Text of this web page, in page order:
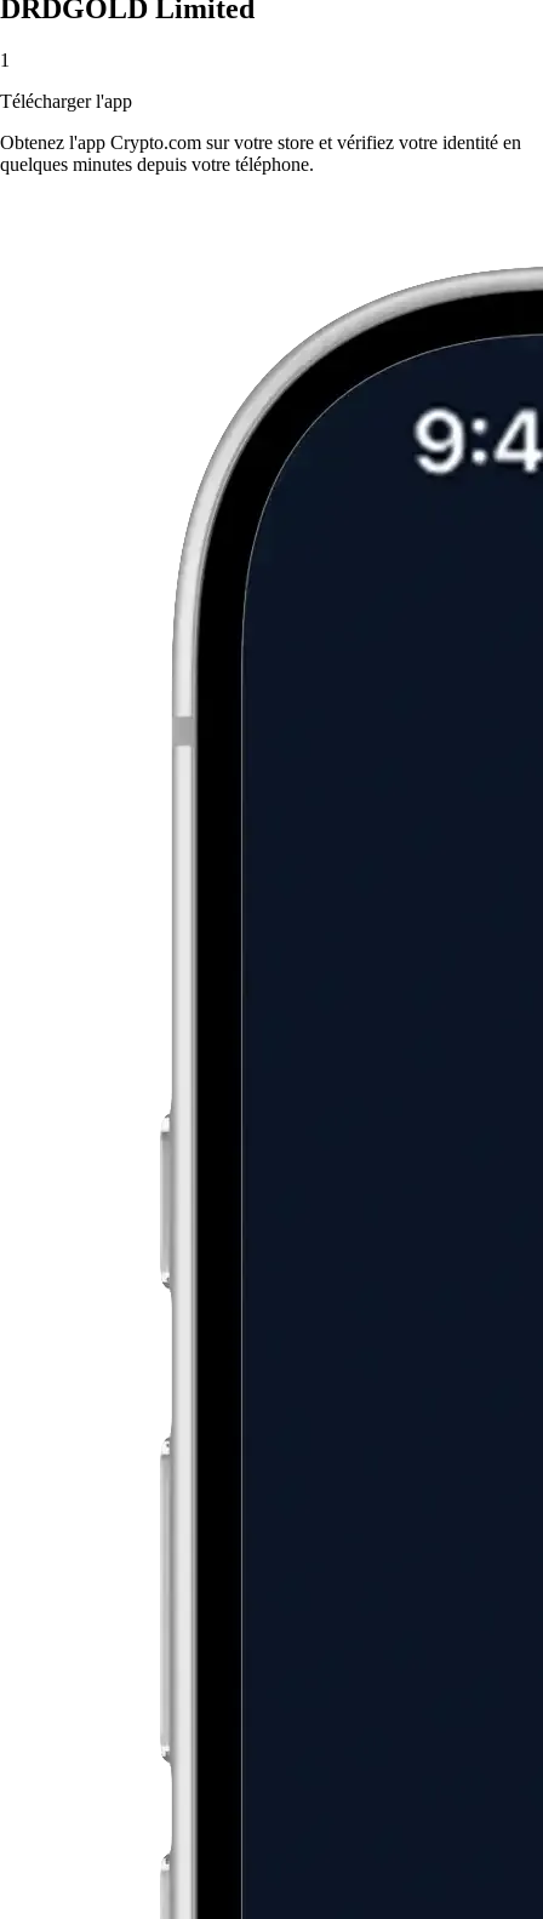
DRDGOLD Limited
1
Télécharger l'app
Obtenez l'app Crypto.com sur votre store et vérifiez votre identité en
quelques minutes depuis votre téléphone.